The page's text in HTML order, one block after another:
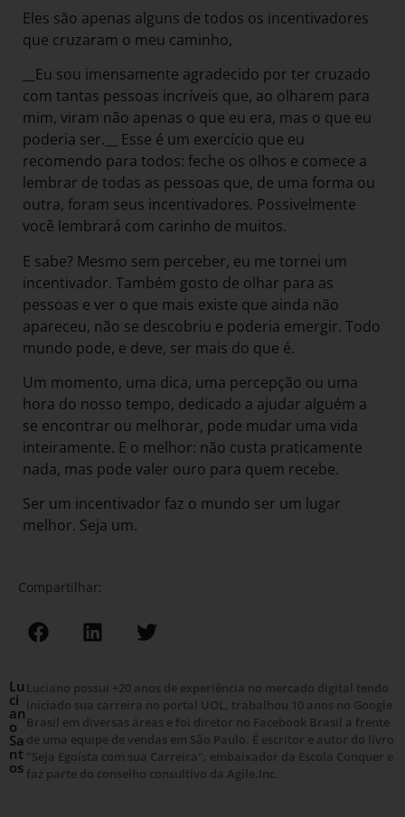
Eles são apenas alguns de todos os incentivadores
que cruzaram o meu caminho,
__Eu sou imensamente agradecido por ter cruzado
com tantas pessoas incríveis que, ao olharem para
mim, viram não apenas o que eu era, mas o que eu
poderia ser.__ Esse é um exercício que eu
recomendo para todos: feche os olhos e comece a
lembrar de todas as pessoas que, de uma forma ou
outra, foram seus incentivadores. Possivelmente
você lembrará com carinho de muitos.
E sabe? Mesmo sem perceber, eu me tornei um
incentivador. Também gosto de olhar para as
pessoas e ver o que mais existe que ainda não
apareceu, não se descobriu e poderia emergir. Todo
mundo pode, e deve, ser mais do que é.
Um momento, uma dica, uma percepção ou uma
hora do nosso tempo, dedicado a ajudar alguém a
se encontrar ou melhorar, pode mudar uma vida
inteiramente. E o melhor: não custa praticamente
nada, mas pode valer ouro para quem recebe.
Ser um incentivador faz o mundo ser um lugar
melhor. Seja um.
Compartilhar:
Lu
ci
an
o
Sa
nt
os
Luciano possui +20 anos de experiência no mercado digital tendo
iniciado sua carreira no portal UOL, trabalhou 10 anos no Google
Brasil em diversas áreas e foi diretor no Facebook Brasil a frente
de uma equipe de vendas em São Paulo. É escritor e autor do livro
"Seja Egoísta com sua Carreira", embaixador da Escola Conquer e
faz parte do conselho consultivo da Agile.Inc.